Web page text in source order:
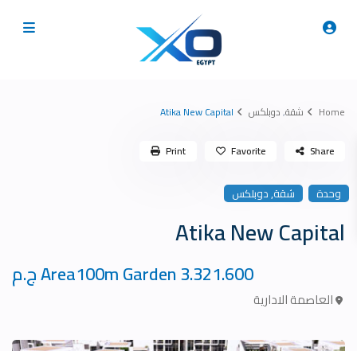
Home شقة,دوبلكس Atika New Capital
وحدة شقة,دوبلكس
Atika New Capital
3.321.600 ج.م
العاصمة الادارية
Share
Favorite
Print